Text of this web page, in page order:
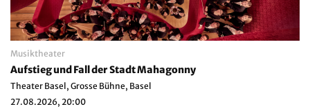
Musiktheater
Aufstieg und Fall der Stadt Mahagonny
Theater Basel, Grosse Bühne, Basel
27.08.2026, 20:00